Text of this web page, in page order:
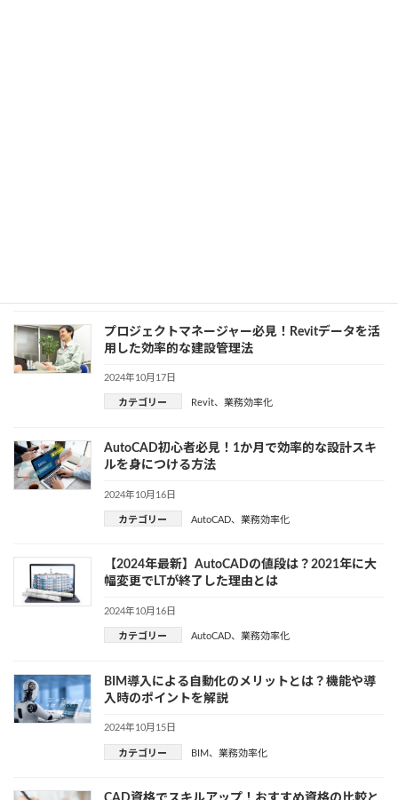
プロジェクトマネージャー必見！Revitデータを活
用した効率的な建設管理法
2024年10月17日
カテゴリー Revit、 業務効率化
AutoCAD初心者必見！1か月で効率的な設計スキ
ルを身につける方法
2024年10月16日
カテゴリー AutoCAD、 業務効率化
【2024年最新】AutoCADの値段は？2021年に大
幅変更でLTが終了した理由とは
2024年10月16日
カテゴリー AutoCAD、 業務効率化
BIM導入による自動化のメリットとは？機能や導
入時のポイントを解説
2024年10月15日
カテゴリー BIM、 業務効率化